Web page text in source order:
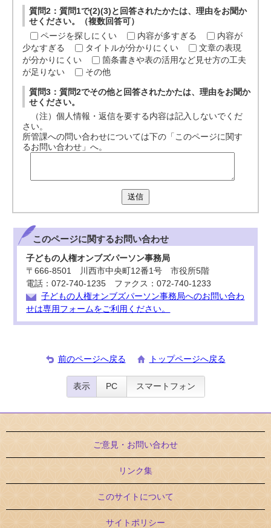
質問2：質問1で(2)(3)と回答されたかたは、理由をお聞か
せください。（複数回答可）
ページを探しにくい
内容が多すぎる
内容が
少なすぎる
タイトルが分かりにくい
文章の表現
が分かりにくい
箇条書きや表の活用など見せ方の工夫
が足りない
その他
質問3：質問2でその他と回答されたかたは、理由をお聞か
せください。
（注）個人情報・返信を要する内容は記入しないでくだ
さい。
所管課への問い合わせについては下の「このページに関す
るお問い合わせ」へ。
送信
このページに関するお問い合わせ
子どもの人権オンブズパーソン事務局
〒666-8501 川西市中央町12番1号 市役所5階
電話：072-740-1235 ファクス：072-740-1233
子どもの人権オンブズパーソン事務局へのお問い合わ
せは専用フォームをご利用ください。
前のページへ戻る トップページへ戻る
表示 PC スマートフォン
ご意見・お問い合わせ
リンク集
このサイトについて
サイトポリシー